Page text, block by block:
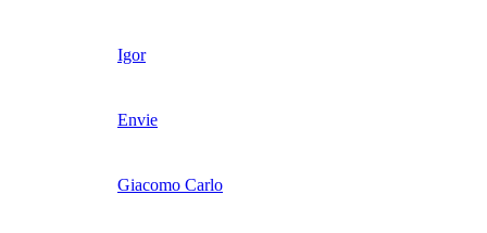
Igor
Envie
Giacomo Carlo